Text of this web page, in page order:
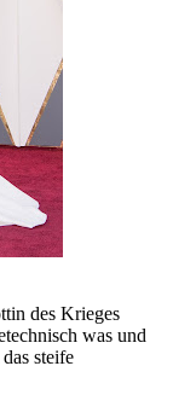
des Krieges
was und
steife